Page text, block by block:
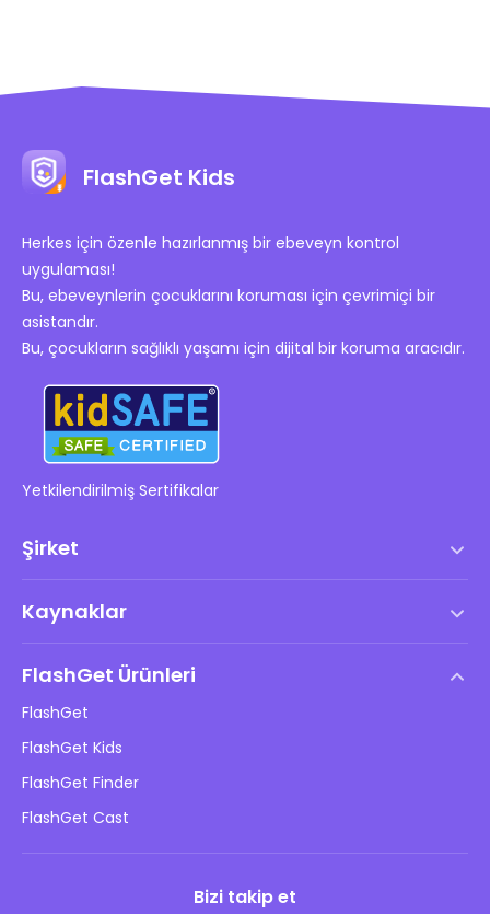
FlashGet Kids
Herkes için özenle hazırlanmış bir ebeveyn kontrol
uygulaması!
Bu, ebeveynlerin çocuklarını koruması için çevrimiçi bir
asistandır.
Bu, çocukların sağlıklı yaşamı için dijital bir koruma aracıdır.
Yetkilendirilmiş Sertifikalar
Şirket
Son Kullanıcı Lisans Anlaşması
DMCA Politikası
Gizlilik Politikası
Reklam Politikaları
Bilgilerimi Satma
Kaynaklar
Çocukların Çevrimiçi Güvenliği
İndir
FlashGet Ürünleri
FlashGet
FlashGet Kids
FlashGet Finder
FlashGet Cast
Bizi takip et